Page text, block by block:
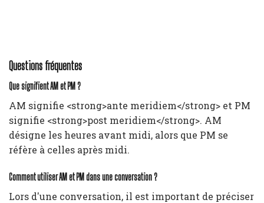
Questions fréquentes
Que signifient AM et PM ?
AM signifie <strong>ante meridiem</strong> et PM
signifie <strong>post meridiem</strong>. AM
désigne les heures avant midi, alors que PM se
réfère à celles après midi.
Comment utiliser AM et PM dans une conversation ?
Lors d'une conversation, il est important de préciser